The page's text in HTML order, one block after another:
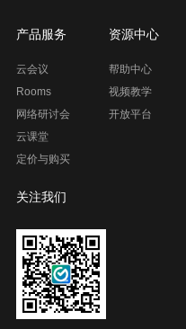
产品服务
云会议
Rooms
网络研讨会
云课堂
定价与购买
资源中心
帮助中心
视频教学
开放平台
关注我们